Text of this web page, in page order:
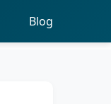
Blog